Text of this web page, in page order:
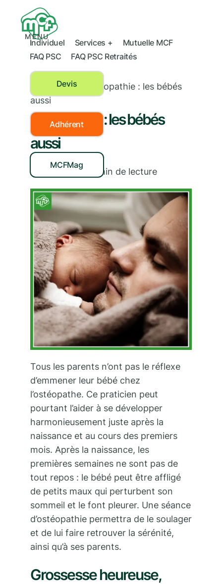
MENU
Individuel Services +
Mutuelle MCF
FAQ PSC
FAQ PSC Retraités
Devis
Adhérent
MCFMag
Prévention
Ostéopathie : les bébés
aussi
Ostéopathie : les bébés
aussi
24/04/2019 min de lecture
Tous les parents n’ont pas le réflexe
d’emmener leur bébé chez
l’ostéopathe. Ce praticien peut
pourtant l’aider à se développer
harmonieusement juste après la
naissance et au cours des premiers
mois. Après la naissance, les
premières semaines ne sont pas de
tout repos : le bébé peut être affligé
de petits maux qui perturbent son
sommeil et le font pleurer. Une séance
d’ostéopathie permettra de le soulager
et de lui faire retrouver la sérénité,
ainsi qu’à ses parents.
Grossesse heureuse,